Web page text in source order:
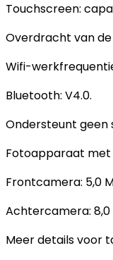
Touchscreen:
Overdracht van
Wifi-
Bluetooth: V4.0.
Ondersteunt geen
Fotoapparaat met
Frontcamera: 5,0
Achtercamera: 8,0
Meer details voor